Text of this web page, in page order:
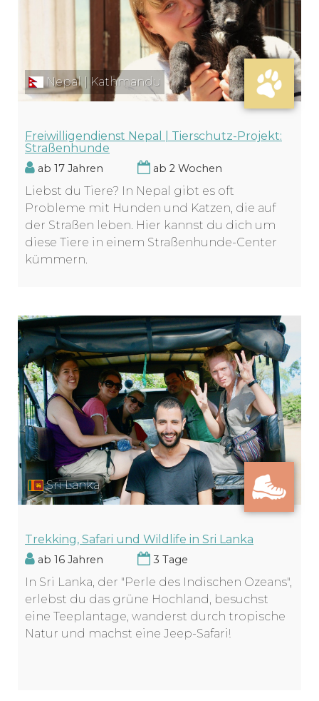
Nepal | Kathmandu
Freiwilligendienst Nepal | Tierschutz-Projekt:
Straßenhunde
ab 17 Jahren ab 2 Wochen
Liebst du Tiere? In Nepal gibt es oft
Probleme mit Hunden und Katzen, die auf
der Straßen leben. Hier kannst du dich um
diese Tiere in einem Straßenhunde-Center
kümmern.
Sri Lanka
Trekking, Safari und Wildlife in Sri Lanka
ab 16 Jahren 3 Tage
In Sri Lanka, der "Perle des Indischen Ozeans",
erlebst du das grüne Hochland, besuchst
eine Teeplantage, wanderst durch tropische
Natur und machst eine Jeep-Safari!